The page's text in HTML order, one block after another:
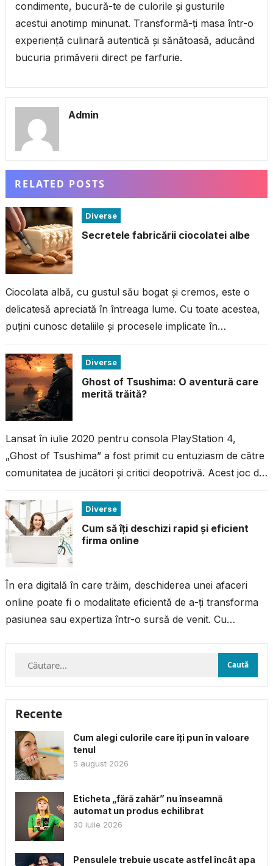
condimente, bucură-te de culorile și gusturile
acestui anotimp minunat. Transformă-ți masa într-o
experiență culinară autentică și sănătoasă, aducând
bucuria primăverii direct pe farfurie.
Admin
RELATED POSTS
Diverse
Secretele fabricării ciocolatei albe
Ciocolata albă, cu gustul său bogat și cremos, este o
delicatesă apreciată în întreaga lume. Cu toate acestea,
puțini cunosc detaliile și procesele implicate în
Diverse
Ghost of Tsushima: O aventură care
merită trăită?
Lansat în iulie 2020 pentru consola PlayStation 4,
„Ghost of Tsushima” a fost primit cu entuziasm de către
comunitatea de jucători și critici deopotrivă. Acest joc de
Diverse
Cum să îți deschizi rapid și eficient
firma online
În era digitală în care trăim, deschiderea unei afaceri
online poate fi o modalitate eficientă de a-ți transforma
pasiunea sau expertiza într-o sursă de venit. Cu
Caută
Recente
Cum alegi culorile care îți pun în valoare
tenul
5 august 2026
Eticheta „fără zahăr” nu înseamnă
automat un produs echilibrat
30 iulie 2026
Pensulele trebuie uscate astfel încât apa